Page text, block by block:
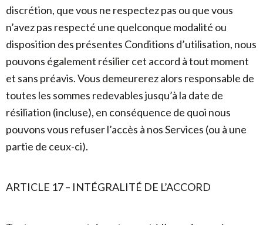
discrétion, que vous ne respectez pas ou que vous
n’avez pas respecté une quelconque modalité ou
disposition des présentes Conditions d’utilisation, nous
pouvons également résilier cet accord à tout moment
et sans préavis. Vous demeurerez alors responsable de
toutes les sommes redevables jusqu’à la date de
résiliation (incluse), en conséquence de quoi nous
pouvons vous refuser l’accès à nos Services (ou à une
partie de ceux-ci).
ARTICLE 17 – INTÉGRALITÉ DE L’ACCORD